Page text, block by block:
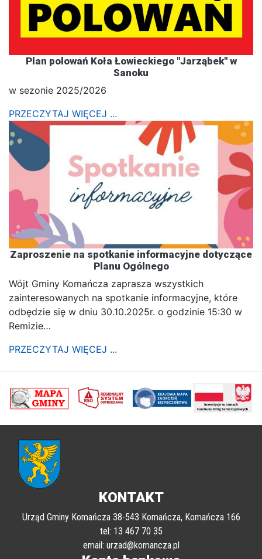
Plan polowań Koła Łowieckiego "Jarząbek" w
Sanoku
w sezonie 2025/2026
PRZECZYTAJ WIĘCEJ ...
Zaproszenie na spotkanie informacyjne dotyczące
Planu Ogólnego
Wójt Gminy Komańcza zaprasza wszystkich
zainteresowanych na spotkanie informacyjne, które
odbędzie się w dniu 30.10.2025r. o godzinie 15:30 w
Remizie…
PRZECZYTAJ WIĘCEJ ...
poprzednii
KONTAKT
Urząd Gminy Komańcza 38-543 Komańcza, Komańcza 166
tel: 13 467 70 35
email: urzad@komancza.pl